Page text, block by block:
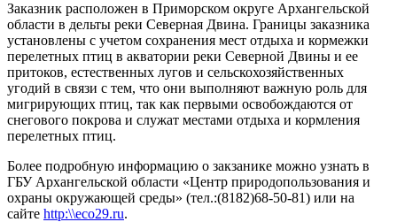
Заказник расположен в Приморском округе Архангельской
области в дельты реки Северная Двина. Границы заказника
установлены с учетом сохранения мест отдыха и кормежки
перелетных птиц в акватории реки Северной Двины и ее
притоков, естественных лугов и сельскохозяйственных
угодий в связи с тем, что они выполняют важную роль для
мигрирующих птиц, так как первыми освобождаются от
снегового покрова и служат местами отдыха и кормления
перелетных птиц.
Более подробную информацию о закзанике можно узнать в
ГБУ Архангельской области «Центр природопользования и
охраны окружающей среды» (тел.:(8182)68-50-81) или на
сайте http:\\eco29.ru.